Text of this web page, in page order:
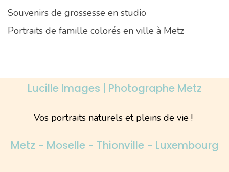
Souvenirs de grossesse en studio
Portraits de famille colorés en ville à Metz
Lucille Images | Photographe Metz
Vos portraits naturels et pleins de vie !
Metz - Moselle - Thionville - Luxembourg